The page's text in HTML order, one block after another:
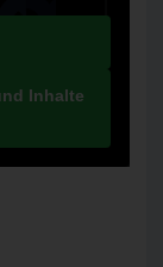
Inhalte